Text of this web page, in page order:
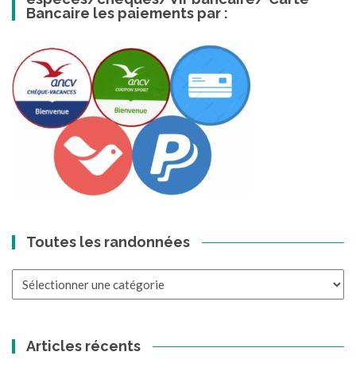
Bancaire les paiements par :
Toutes les randonnées
Toutes
Articles récents